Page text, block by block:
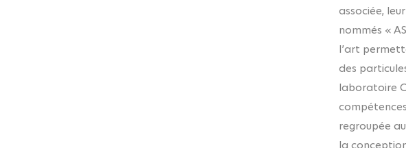
associée,
nommés «
l’art
des
laboratoire
regroupée